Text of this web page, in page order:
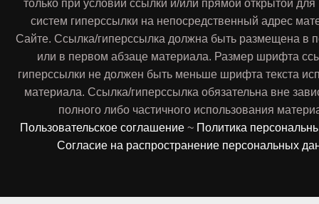
только при условии ссылки и/или прямой открытой
систем гиперссылки на непосредственный адрес
Сайте. Ссылка/гиперссылка должна быть размещена в
или в первом абзаце материала. Размер шрифта
гиперссылки не должен быть меньше шрифта текста
материала. Ссылка/гиперссылка обязательна вне
полного либо частичного использования
Пользовательское соглашение ~ Политика
Согласие на распространение персональных